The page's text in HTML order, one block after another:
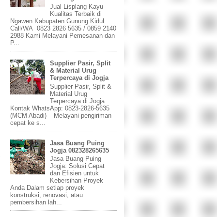
Jual Lisplang Kayu
Kualitas Terbaik di
Ngawen Kabupaten Gunung Kidul
Call/WA 0823 2826 5635 / 0859 2140
2988 Kami Melayani Pemesanan dan
P...
Supplier Pasir, Split
& Material Urug
Terpercaya di Jogja
Supplier Pasir, Split &
Material Urug
Terpercaya di Jogja
Kontak WhatsApp: 0823-2826-5635
(MCM Abadi) – Melayani pengiriman
cepat ke s...
Jasa Buang Puing
Jogja 082328265635
Jasa Buang Puing
Jogja: Solusi Cepat
dan Efisien untuk
Kebersihan Proyek
Anda Dalam setiap proyek
konstruksi, renovasi, atau
pembersihan lah...